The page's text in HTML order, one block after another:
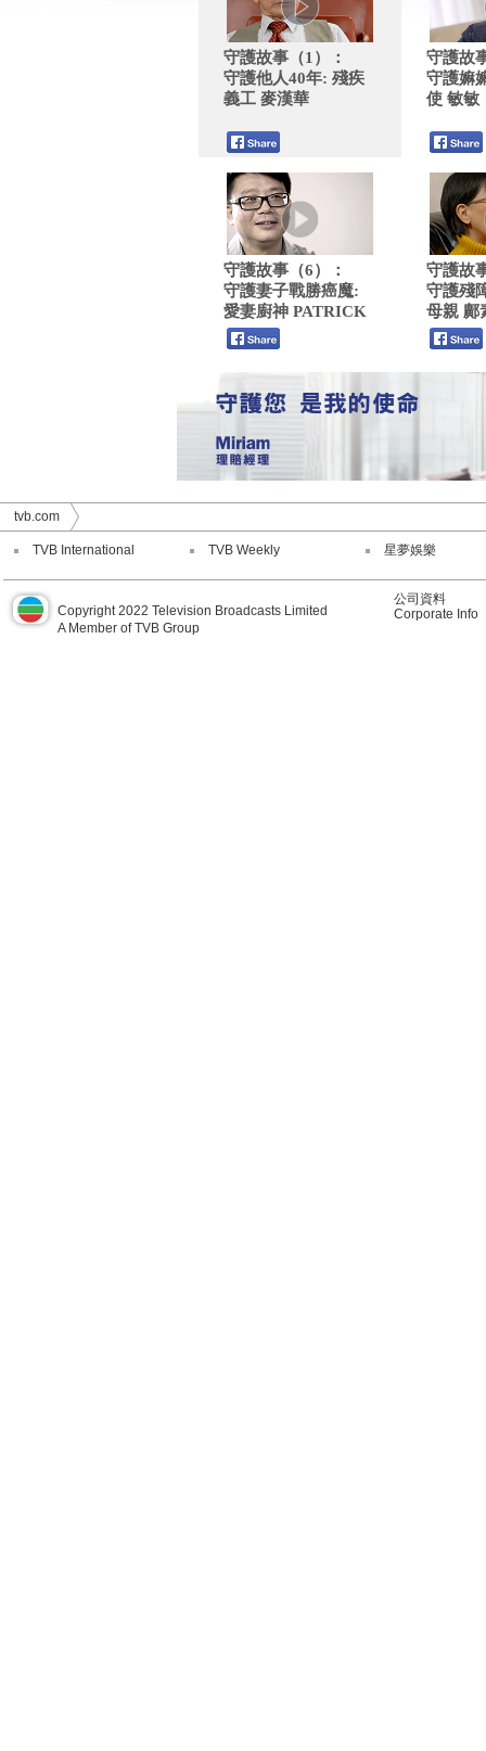
守護故事（1）：
守護他人40年: 殘疾
義工 麥漢華
守護故
守護嫲
使 敏敏
守護故事（6）：
守護妻子戰勝癌魔:
愛妻廚神 PATRICK
守護故
守護殘
母親 鄺
tvb.com
TVB International TVB Weekly 星夢娛樂
Copyright 2022 Television Broadcasts Limited
A Member of TVB Group
公司資料
Corporate Info